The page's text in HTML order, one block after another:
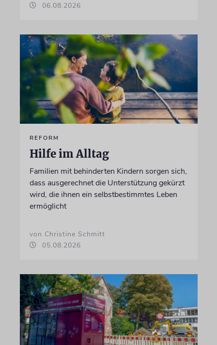
06.08.2026
REFORM
Hilfe im Alltag
Familien mit behinderten Kindern sorgen sich,
dass ausgerechnet die Unterstützung gekürzt
wird, die ihnen ein selbstbestimmtes Leben
ermöglicht
von Christine Schmitt
05.08.2026